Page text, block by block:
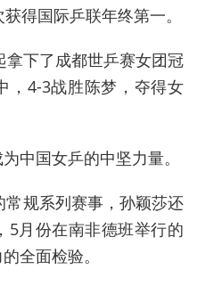
得国际乒联年终第一。
下了成都世乒赛女团冠
，4-3战胜陈梦，夺得女
中国女乒的中坚力量。
常规系列赛事，孙颖莎还
5月份在南非德班举行的
全面检验。